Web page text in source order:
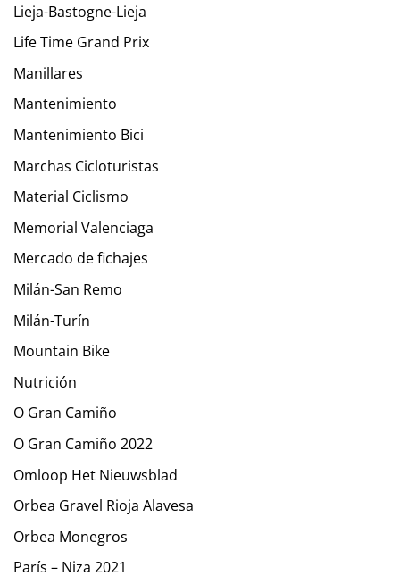
Lieja-Bastogne-Lieja
Life Time Grand Prix
Manillares
Mantenimiento
Mantenimiento Bici
Marchas Cicloturistas
Material Ciclismo
Memorial Valenciaga
Mercado de fichajes
Milán-San Remo
Milán-Turín
Mountain Bike
Nutrición
O Gran Camiño
O Gran Camiño 2022
Omloop Het Nieuwsblad
Orbea Gravel Rioja Alavesa
Orbea Monegros
París – Niza 2021